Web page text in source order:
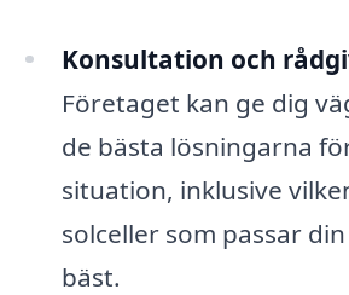
Konsultation och
Företaget kan ge dig
de bästa lösningarna
situation, inklusive
solceller som passar
bäst.